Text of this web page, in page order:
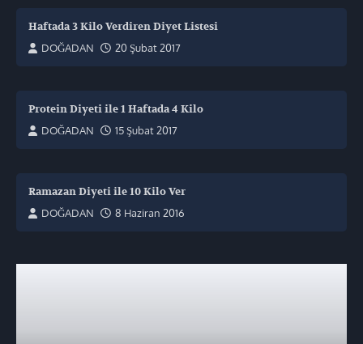
Haftada 3 Kilo Verdiren Diyet Listesi
DOĞADAN
20 Şubat 2017
Protein Diyeti ile 1 Haftada 4 Kilo
DOĞADAN
15 Şubat 2017
Ramazan Diyeti ile 10 Kilo Ver
DOĞADAN
8 Haziran 2016